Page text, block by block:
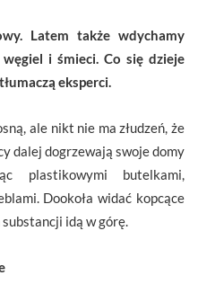
Latem także wdychamy
i śmieci. Co się dzieje
eksperci.
ale nikt nie ma złudzeń, że
dalej dogrzewają swoje domy
plastikowymi butelkami,
Dookoła widać kopcące
idą w górę.